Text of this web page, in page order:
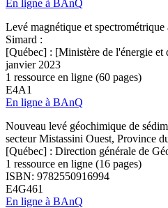
En ligne à BAnQ
Levé magnétique et
Simard :
[Québec] : [Ministère de l'énergie et
janvier 2023
1 ressource en ligne (60 pages)
E4A1
En ligne à BAnQ
Nouveau levé géochimique de
secteur Mistassini Ouest, Province
[Québec] : Direction générale de
1 ressource en ligne (16 pages)
ISBN: 9782550916994
E4G461
En ligne à BAnQ